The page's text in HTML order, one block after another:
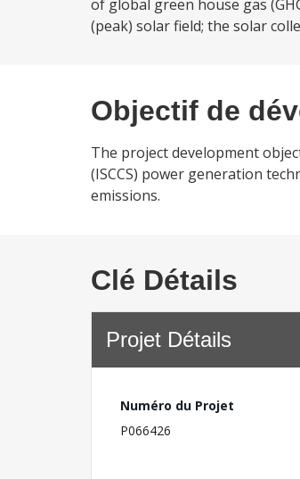
of global green house gas
(peak) solar field; the solar
Objectif de
The project development
(ISCCS) power generation
emissions.
Clé Détails
Projet Détails
Numéro du Projet
P066426